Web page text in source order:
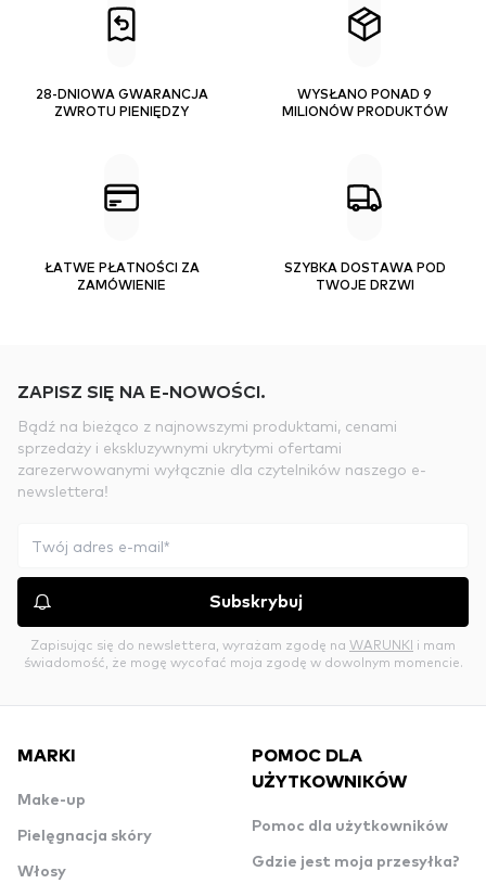
28-DNIOWA GWARANCJA
ZWROTU PIENIĘDZY
WYSŁANO PONAD 9
MILIONÓW PRODUKTÓW
ŁATWE PŁATNOŚCI ZA
ZAMÓWIENIE
SZYBKA DOSTAWA POD
TWOJE DRZWI
ZAPISZ SIĘ NA E-NOWOŚCI.
Bądź na bieżąco z najnowszymi produktami, cenami
sprzedaży i ekskluzywnymi ukrytymi ofertami
zarezerwowanymi wyłącznie dla czytelników naszego e-
newslettera!
Subskrybuj
Zapisując się do newslettera, wyrażam zgodę na WARUNKI i mam
świadomość, że mogę wycofać moja zgodę w dowolnym momencie.
MARKI
Make-up
Pielęgnacja skóry
Włosy
POMOC DLA
UŻYTKOWNIKÓW
Pomoc dla użytkowników
Gdzie jest moja przesyłka?